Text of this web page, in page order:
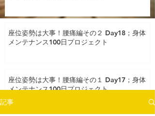
座位姿勢は大事！腰痛編その２ Day18；身体
メンテナンス100日プロジェクト
座位姿勢は大事！腰痛編その１ Day17；身体
メンテナンス100日プロジェクト
記事